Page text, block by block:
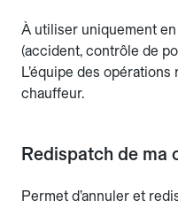
À utiliser uniquement
(accident, contrôle de
L’équipe des
chauffeur.
Redispatch de ma
Permet d’annuler et